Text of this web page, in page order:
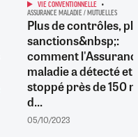
VIE CONVENTIONNELLE
ASSURANCE MALADIE / MUTUELLES
Plus de contrôles,
sanctions&nbsp;:
comment
maladie a détecté et
stoppé près de 150
d...
05/10/2023